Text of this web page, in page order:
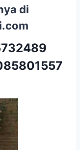
di